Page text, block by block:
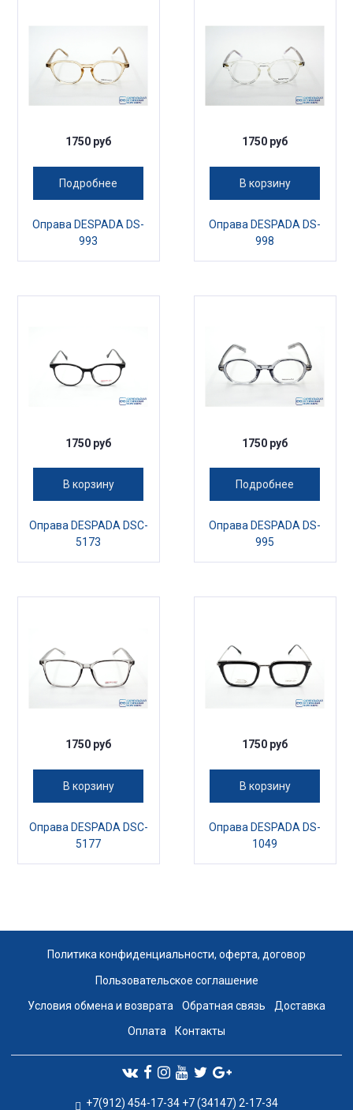
1750 руб
Подробнее
Оправа DESPADA DS-
993
1750 руб
В корзину
Оправа DESPADA DS-
998
1750 руб
В корзину
Оправа DESPADA DSC-
5173
1750 руб
Подробнее
Оправа DESPADA DS-
995
1750 руб
В корзину
Оправа DESPADA DSC-
5177
1750 руб
В корзину
Оправа DESPADA DS-
1049
Политика конфиденциальности, оферта, договор
Пользовательское соглашение
Условия обмена и возврата Обратная связь Доставка
Оплата Контакты
+7(912) 454-17-34 +7 (34147) 2-17-34